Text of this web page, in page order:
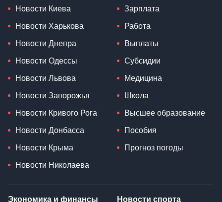
Новости Киева
Новости Харькова
Новости Днепра
Новости Одессы
Новости Львова
Новости Запорожья
Новости Кривого Рога
Новости Донбасса
Новости Крыма
Новости Николаева
Зарплата
Работа
Выплаты
Субсидии
Медицина
Школа
Высшее образование
Пособия
Прогноз погоды
Экономика и финансы Новости спорта